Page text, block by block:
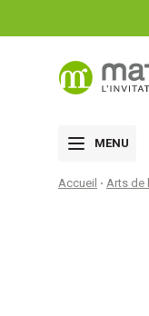
MENU
Accueil Arts de